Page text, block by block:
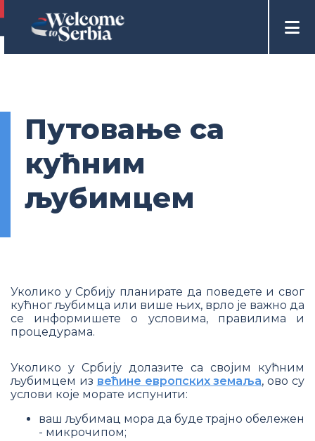
Путовање са
кућним
љубимцем
Уколико у Србију планирате да поведете и свог
кућног љубимца или више њих, врло је важно да
се информишете о условима, правилима и
процедурама.
Уколико у Србију долазите са својим кућним
љубимцем из већине европских земаља, ово су
услови које морате испунити:
ваш љубимац мора да буде трајно обележен
- микрочипом;